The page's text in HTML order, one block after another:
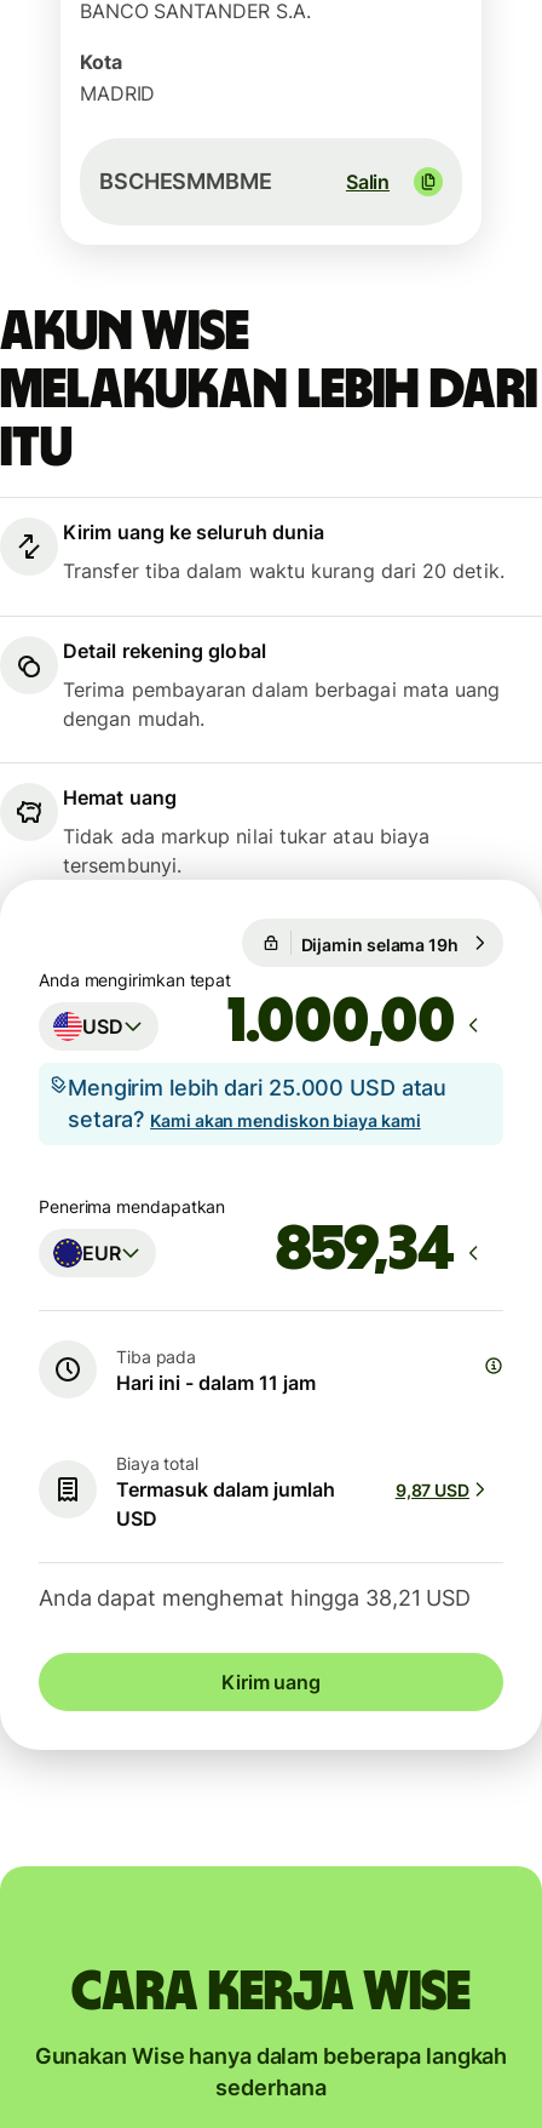
BANCO SANTANDER S.A.
Kota
MADRID
BSCHESMMBME Salin
Akun Wise
melakukan lebih dari
itu
Kirim uang ke seluruh dunia
Transfer tiba dalam waktu kurang dari 20 detik.
Detail rekening global
Terima pembayaran dalam berbagai mata uang
dengan mudah.
Hemat uang
Tidak ada markup nilai tukar atau biaya
tersembunyi.
Dijamin selama 19h
Anda mengirimkan tepat
USD ,00
Mengirim lebih dari 25.000 USD atau
setara? Kami akan mendiskon biaya kami
Penerima mendapatkan
EUR
Tiba pada
Hari ini - dalam 11 jam
Biaya total
Termasuk dalam jumlah
USD
9,87 USD
Anda dapat menghemat hingga 38,21 USD
Kirim uang
Cara kerja Wise
Gunakan Wise hanya dalam beberapa langkah
sederhana